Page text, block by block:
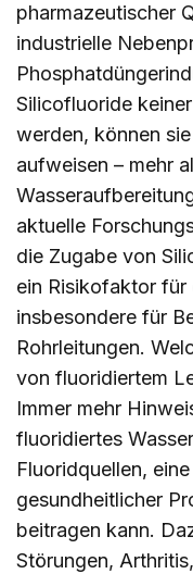
pharmazeutischer
industrielle
Silicofluoride
werden, können
aufweisen – mehr
aktuelle
die Zugabe von
ein Risikofaktor für
insbesondere für
Rohrleitungen.
von fluoridiertem
Immer mehr
fluoridiertes
Fluoridquellen,
gesundheitlicher
beitragen kann.
Störungen,